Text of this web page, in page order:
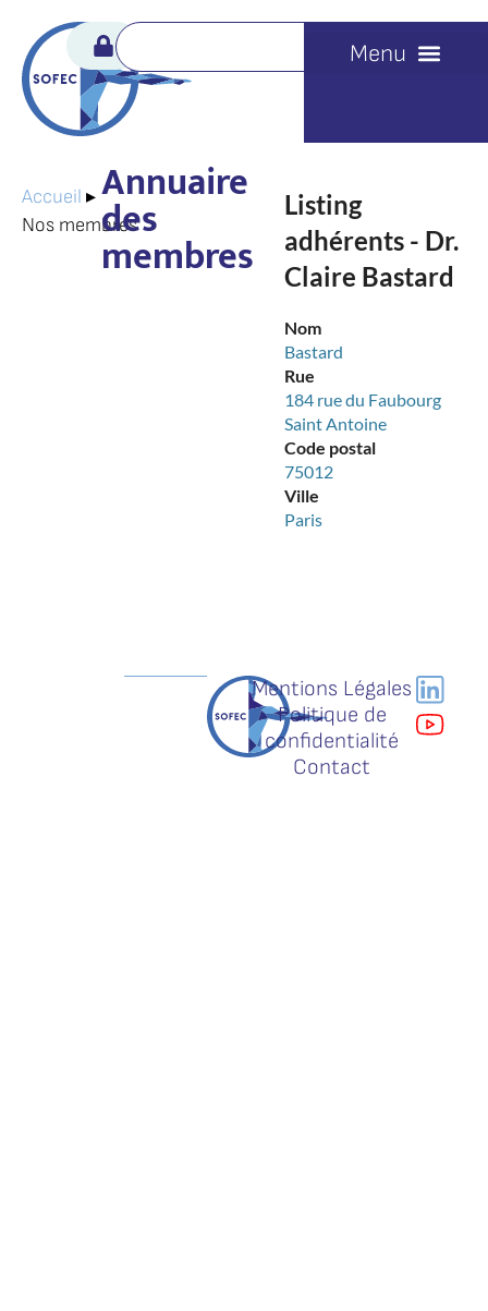
Accueil ▸
Nos membres
Annuaire
des
membres
Listing
adhérents - Dr.
Claire Bastard
Nom
Bastard
Rue
184 rue du Faubourg
Saint Antoine
Code postal
75012
Ville
Paris
Mentions Légales
Politique de
confidentialité
Contact